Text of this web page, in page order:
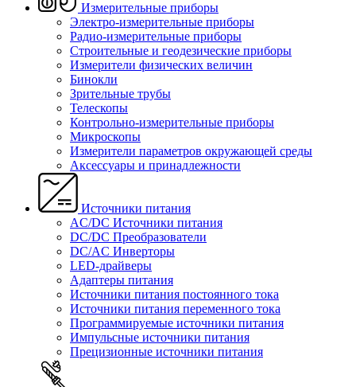
Измерительные приборы
Электро-измерительные приборы
Радио-измерительные приборы
Строительные и геодезические приборы
Измерители физических величин
Бинокли
Зрительные трубы
Телескопы
Контрольно-измерительные приборы
Микроскопы
Измерители параметров окружающей среды
Аксессуары и принадлежности
Источники питания
AC/DC Источники питания
DC/DC Преобразователи
DC/AC Инверторы
LED-драйверы
Адаптеры питания
Источники питания постоянного тока
Источники питания переменного тока
Программируемые источники питания
Импульсные источники питания
Прецизионные источники питания